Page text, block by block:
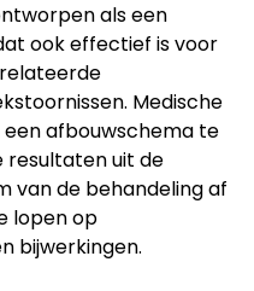
als een
ook effectief is voor
Medische
afbouwschema te
uit de
van de behandeling af
lopen op
bijwerkingen.